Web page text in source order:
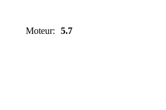
Moteur: 5.7